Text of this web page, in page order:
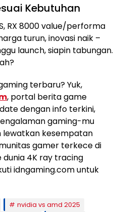
Kebutuhan
RX 8000 value/performa
turun, inovasi naik –
launch, siapin tabungan.
terbaru? Yuk,
, portal berita game
dengan info terkini,
gaming-mu
lewatkan kesempatan
gamer terkece di
dunia 4K ray tracing
idngaming.com untuk
nvidia vs amd 2025